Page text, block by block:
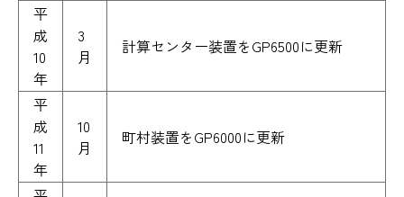
平
成
10
年
3
月
計算センター装置をGP6500に更新
平
成
11
年
10
月
町村装置をGP6000に更新